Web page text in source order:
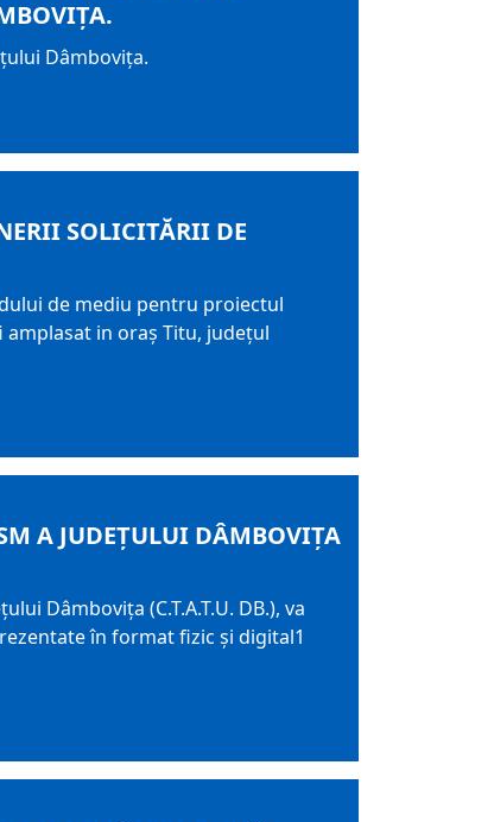
Dâmbovița.
SOLICITĂRII DE
de mediu pentru proiectul
in oraș Titu, județul
A JUDEȚULUI DÂMBOVIȚA
Dâmbovița (C.T.A.T.U. DB.), va
în format fizic și digital1